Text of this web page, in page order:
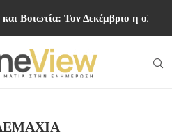
Βοιωτία: Τον Δεκέμβριο η